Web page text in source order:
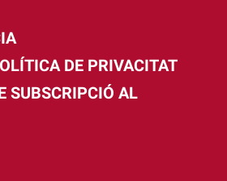
DE PRIVACITAT
SUBSCRIPCIÓ AL